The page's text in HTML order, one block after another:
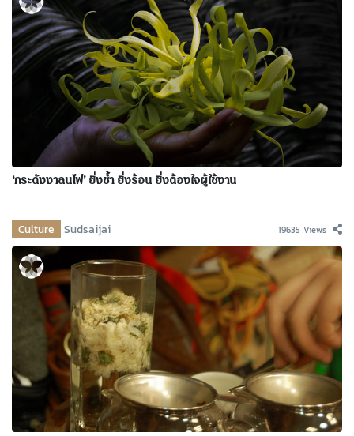
‘กระดังงาลนไฟ’ ยิ่งช้ำ ยิ่งร้อน ยิ่งต้องใจผู้ใช้งาน
Culture Sudsaijai 19635 Views